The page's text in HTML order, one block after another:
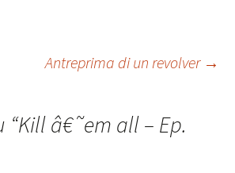
Antreprima di un revolver →
“Kill â€˜em all – Ep.